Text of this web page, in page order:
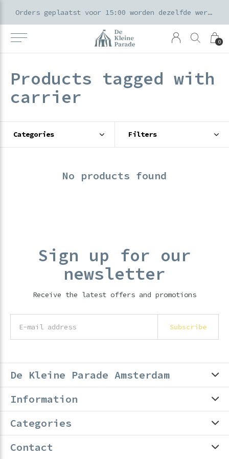
0
Orders geplaatst voor 15:00 worden dezelfde werkdag verzonden
Products tagged with
carrier
Categories Filters
No products found
Sign up for our
newsletter
Receive the latest offers and promotions
Subscribe
De Kleine Parade Amsterdam
Information
Categories
Contact